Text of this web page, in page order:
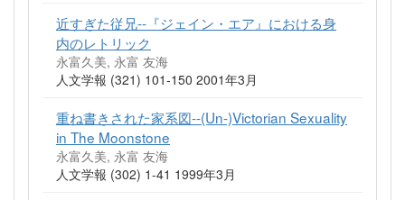
近すぎた従兄--『ジェイン・エア』における身
内のレトリック
永富久美, 永富 友海
人文学報 (321) 101-150 2001年3月
重ね書きされた家系図--(Un-)Victorian Sexuality
in The Moonstone
永富久美, 永富 友海
人文学報 (302) 1-41 1999年3月